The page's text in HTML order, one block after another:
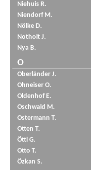
Niehuis R.
Niendorf M.
Nölke D.
Notholt J.
Nya B.
O
Oberländer J.
Ohneiser O.
Oldenhof E.
Oschwald M.
Ostermann T.
Otten T.
Öttl G.
Otto T.
Özkan S.